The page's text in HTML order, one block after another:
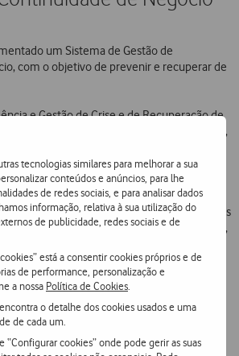
tecnologias similares para melhorar a sua
conteúdos e anúncios, para lhe
de redes sociais, e para analisar dados
informação, relativa à sua utilização do
de publicidade, redes sociais e de
está a consentir cookies próprios e de
de performance, personalização e
a nossa Política de Cookies
encontra o detalhe dos cookies usados e uma
de cada um.
“Configurar cookies” onde pode gerir as suas
um Sistema de Gestão de
com o objetivo de prevenir e recuperar de
e Gestão de Crise e de Recuperação de
a continuidade da operação da Empresa,
mais desafiadoras, permitindo que os
Vodafone para suportar as suas
durante um incidente.
de Negócio e Gestão de Crise são testados
que ocorrem incidentes é feita a sua análise,
e superadas as melhores práticas
em todas as áreas de negócio.
internacionais e as boas práticas
de Negócio.
de Negócio da Vodafone